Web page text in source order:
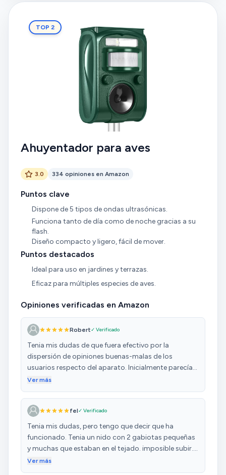
TOP 2
Ahuyentador para aves
3.0 334 opiniones en Amazon
Puntos clave
Dispone de 5 tipos de ondas ultrasónicas.
Funciona tanto de día como de noche gracias a su
flash.
Diseño compacto y ligero, fácil de mover.
Puntos destacados
Ideal para uso en jardines y terrazas.
Eficaz para múltiples especies de aves.
Opiniones verificadas en Amazon
Robert✓ Verificado
Tenia mis dudas de que fuera efectivo por la
dispersión de opiniones buenas-malas de los
usuarios respecto del aparato. Inicialmente parecía
que no ahuyentaba a las palomas, que era nuestro
función de los ángulos de actuación de los
ultrasonidos y su intensidad, funcionó a la
perfección. Una vez encontradas las condiciones
óptimas, las palomas y demás especies voladoras,
ya no se acercan en absoluto a nuestro balcón,
Ver más
fel✓ Verificado
Tenia mis dudas, pero tengo que decir que ha
funcionado. Tenia un nido con 2 gabiotas pequeñas
y muchas que estaban en el tejado. imposible subir.
desde que lo he puesto se ha ido reduciendo
Ver más